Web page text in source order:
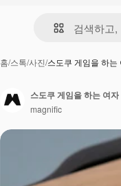
홈/스톡/사진/스도쿠 게임을 하는
스도쿠 게임을 하는 여자
magnific